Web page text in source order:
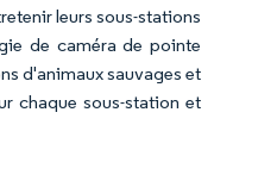
leurs sous-stations
de caméra de pointe
d'animaux sauvages et
chaque sous-station et